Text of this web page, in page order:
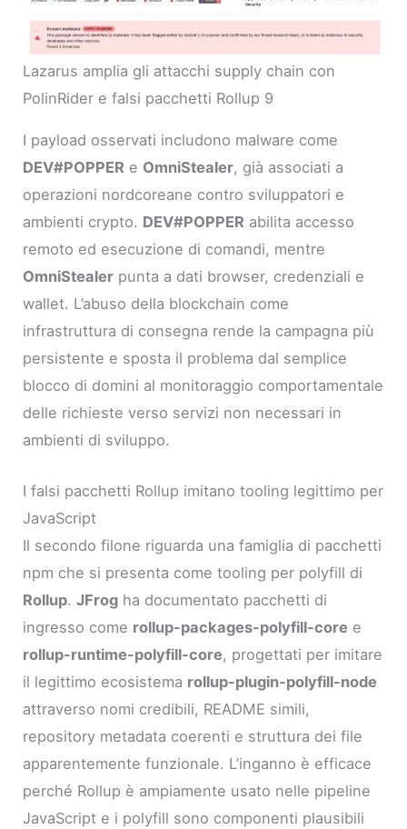
Lazarus amplia gli attacchi supply chain con
PolinRider e falsi pacchetti Rollup 9
I payload osservati includono malware come
DEV#POPPER e OmniStealer, già associati a
operazioni nordcoreane contro sviluppatori e
ambienti crypto. DEV#POPPER abilita accesso
remoto ed esecuzione di comandi, mentre
OmniStealer punta a dati browser, credenziali e
wallet. L’abuso della blockchain come
infrastruttura di consegna rende la campagna più
persistente e sposta il problema dal semplice
blocco di domini al monitoraggio comportamentale
delle richieste verso servizi non necessari in
ambienti di sviluppo.
I falsi pacchetti Rollup imitano tooling legittimo per
JavaScript
Il secondo filone riguarda una famiglia di pacchetti
npm che si presenta come tooling per polyfill di
Rollup.JFrog ha documentato pacchetti di
ingresso come rollup-packages-polyfill-core e
rollup-runtime-polyfill-core, progettati per imitare
il legittimo ecosistema rollup-plugin-polyfill-node
attraverso nomi credibili, README simili,
repository metadata coerenti e struttura dei file
apparentemente funzionale. L’inganno è efficace
perché Rollup è ampiamente usato nelle pipeline
JavaScript e i polyfill sono componenti plausibili